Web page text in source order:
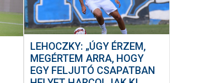
LEHOCZKY: „ÚGY ÉRZEM,
MEGÉRTEM ARRA, HOGY
EGY FELJUTÓ CSAPATBAN